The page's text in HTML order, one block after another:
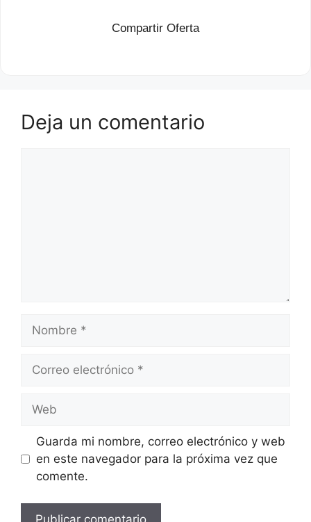
Compartir Oferta
Deja un comentario
Nombre
Correo
Web
Guarda mi nombre, correo electrónico y web
en este navegador para la próxima vez que
comente.